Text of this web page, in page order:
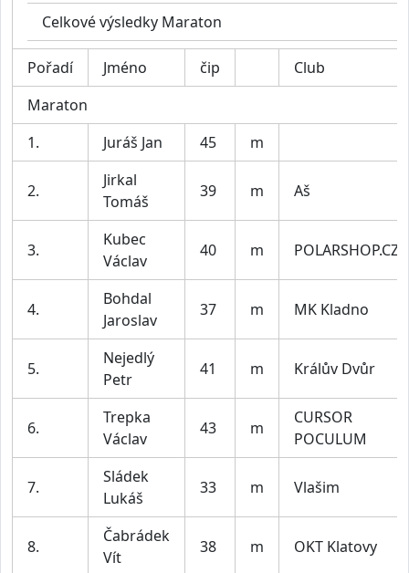
Celkové výsledky Maraton
Pořadí Jméno čip
Club
Maraton
1.
Juráš Jan 45 m
2.
Jirkal
Tomáš
39 m Aš
3.
Kubec
Václav
40 m POLARSHOP.CZ
4.
Bohdal
Jaroslav
37 m MK Kladno
5.
Nejedlý
Petr
41 m Králův Dvůr
6.
Trepka
Václav
43 m
CURSOR
POCULUM
7.
Sládek
Lukáš
33 m Vlašim
8.
Čabrádek
Vít
38 m OKT Klatovy